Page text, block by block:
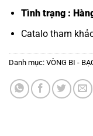
Tình trạng :
Catalo tham
Danh mục: VÒNG BI -